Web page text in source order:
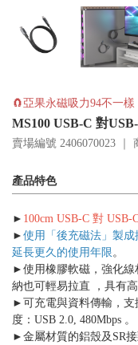
🧲亞果永磁吸力94不一樣
MS100 USB-C 對
賣場編號 2406070023 ｜
產品特色
► 100cm USB-C 對 USB-
► 使用「後充磁法」製成
延長更久的使用年限。
►使用橡膠軟磁，強化線
納也可輕易拉直 ，具有高
►可充電與資料傳輸，支
度：USB 2.0, 480Mbps 。
►金屬材質的鋁殼及SR